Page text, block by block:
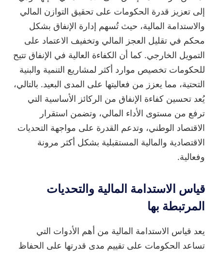
إلى تعزيز قدرة الحكومات على تحقيق التوازن المالي
والاستدامة المالية، حيث تُسهم إدارة الإنفاق بشكل
محكم في تقليل العجز المالي وتخفيف الاعتماد على
التمويل الخارجي. كما أن الكفاءة العالية في الإنفاق تتيح
للحكومات تخصيص موارد أكثر لمشاريع التنمية والبنية
التحتية، مما يعزز من فعاليتها على المدى البعيد. بالتالي،
يُعد تحسين كفاءة الإنفاق من الركائز الأساسية التي
ترفع من مستوى الأداء المالي، وتضمن استقرار
الاقتصاد الوطني، وتدعم القدرة على مواجهة التحديات
الاقتصادية والمالية المستقبلية بشكل أكثر مرونة
وفعالية.
قياس الاستدامة المالية والتحديات
المرتبطة بها
يعد قياس الاستدامة المالية من أهم الأدوات التي
تساعد الحكومات على تقييم مدى قدرتها على الحفاظ